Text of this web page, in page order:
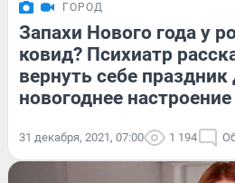
ГОРОД
Запахи Нового года у
ковид? Психиатр
вернуть себе праздник
новогоднее настроение
31 декабря, 2021, 07:00 1 194